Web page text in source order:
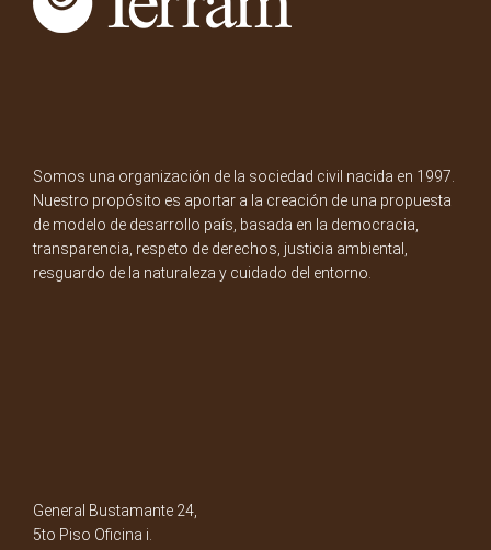
Somos una organización de la sociedad civil nacida en 1997.
Nuestro propósito es aportar a la creación de una propuesta
de modelo de desarrollo país, basada en la democracia,
transparencia, respeto de derechos, justicia ambiental,
resguardo de la naturaleza y cuidado del entorno.
General Bustamante 24,
5to Piso Oficina i.